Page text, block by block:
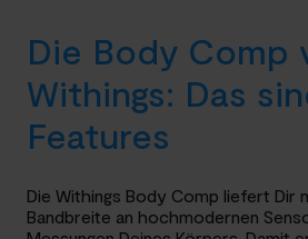
Die Body Comp
Withings: Das
Features
Die Withings Body Comp liefert Dir
Bandbreite an hochmodernen